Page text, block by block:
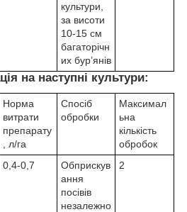
культури,
за висоти
10-15 см
багаторічн
их бур’янів
на наступні культури:
Норма
витрати
препарату
, л/га
Спосіб
обробки
Максимал
ьна
кількість
обробок
0,4-0,7
Обприскув
ання
посівів
незалежно
2